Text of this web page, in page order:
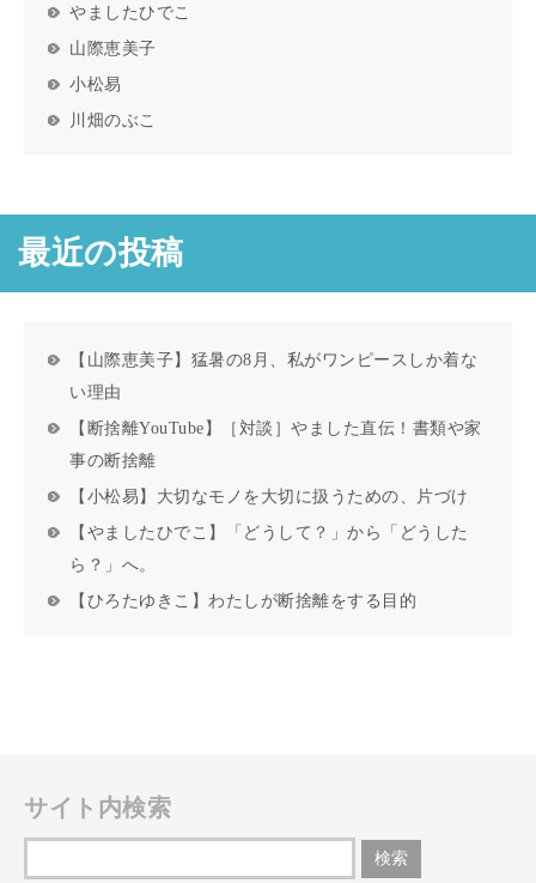
やましたひでこ
山際恵美子
小松易
川畑のぶこ
最近の投稿
【山際恵美子】猛暑の8月、私がワンピースしか着な
い理由
【断捨離YouTube】［対談］やました直伝！書類や家
事の断捨離
【小松易】大切なモノを大切に扱うための、片づけ
【やましたひでこ】「どうして？」から「どうした
ら？」へ。
【ひろたゆきこ】わたしが断捨離をする目的
サイト内検索